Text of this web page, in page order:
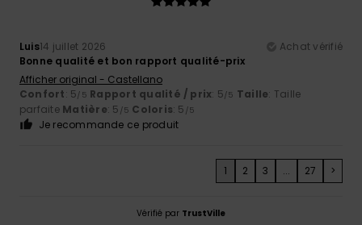
Luis14 juillet 2026
Achat vérifié
Bonne qualité et bon rapport qualité-prix
Afficher original - Castellano
Confort: 5/5 Rapport qualité / prix: 5/5 Taille: Taille
parfaite Matière: 5 /5 Coloris: 5 /5
Je recommande ce produit
1 2 3 ... 27 >
Vérifié par TrustVille